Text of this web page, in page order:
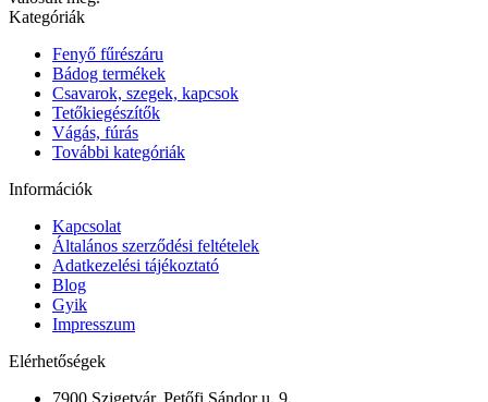
Kategóriák
Fenyő fűrészáru
Bádog termékek
Csavarok, szegek, kapcsok
Tetőkiegészítők
Vágás, fúrás
További kategóriák
Információk
Kapcsolat
Általános szerződési feltételek
Adatkezelési tájékoztató
Blog
Gyik
Impresszum
Elérhetőségek
7900 Szigetvár, Petőfi Sándor u. 9.